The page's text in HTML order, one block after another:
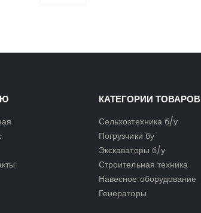
КАТЕГОРИИ ТОВАРОВ
Сельхозтехника б/у
Погрузчики бу
Экскаваторы б/у
Строительная техника
Навесное оборудование
Генераторы